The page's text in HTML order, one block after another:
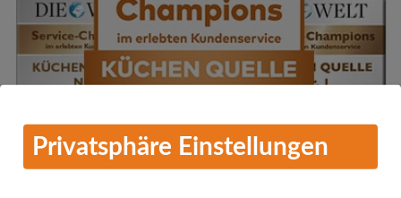
Privatsphäre Einstellungen